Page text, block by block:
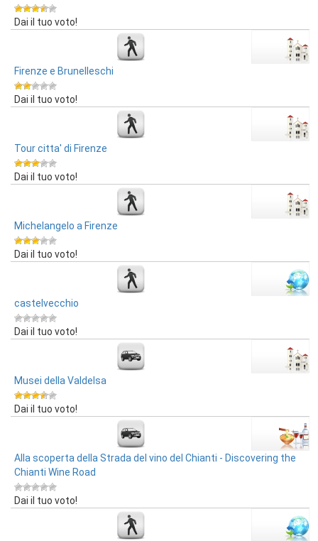
Dai il tuo voto!
Firenze e Brunelleschi
Dai il tuo voto!
Tour citta' di Firenze
Dai il tuo voto!
Michelangelo a Firenze
Dai il tuo voto!
castelvecchio
Dai il tuo voto!
Musei della Valdelsa
Dai il tuo voto!
Alla scoperta della Strada del vino del Chianti - Discovering the
Chianti Wine Road
Dai il tuo voto!